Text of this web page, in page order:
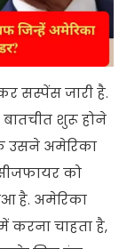
सस्पेंस जारी है.
बातचीत शुरू होने
उसने अमेरिका
को
है. अमेरिका
चाहता है,